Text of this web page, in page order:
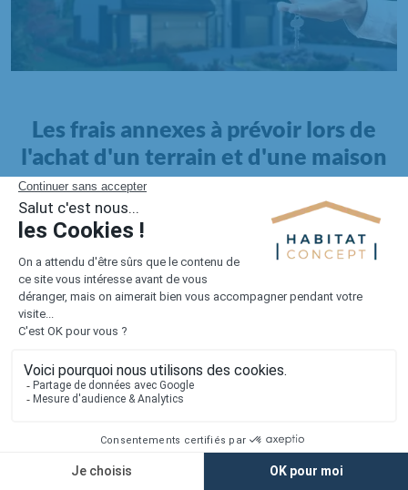
Les frais annexes à prévoir lors de
l'achat d'un terrain et d'une maison
Il faut également intégrer à votre budget, les
pour la maison. Outre l'achat du terrain et la construction, il
faut prendre en compte la viabilisation si elle n'est pas
proposée par le constructeur. Les frais de raccordements et les
taxes éventuelles coûtent entre 5 000 et 15 000 euros selon la
localisation du terrain et son accès.
Quant auxfrais de notaire
Lorsque vous vous tournez vers une maison existante, il sera
nécessaire de faire des travaux de rénovation. Ceux-ci sont
souvent coûteux et doivent être ajoutés au prix de l'achat